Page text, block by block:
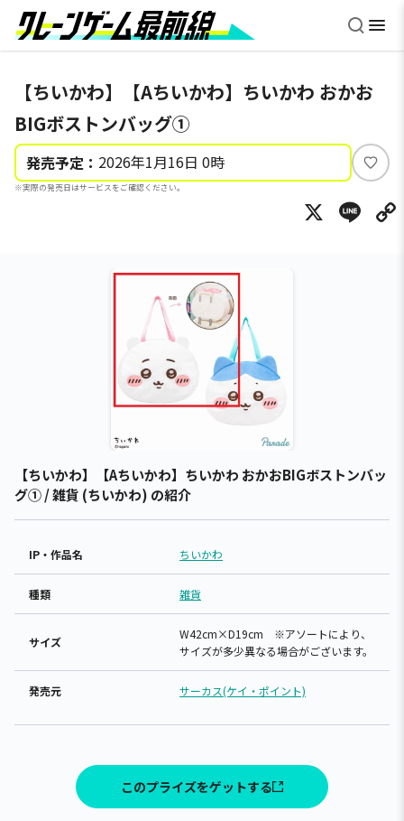
【ちいかわ】【Aちいかわ】ちいかわ おかお
BIGボストンバッグ①
発売予定： 2026年1月16日 0時
※実際の発売日はサービスをご確認ください。
い
ね
X
【ちいかわ】【Aちいかわ】ちいかわ おかおBIGボストンバッ
グ① / 雑貨 (ちいかわ) の紹介
IP・作品名 ちいかわ
種類 雑貨
サイズ
W42cm×D19cm ※アソートにより、
サイズが多少異なる場合がございます。
発売元 サーカス(ケイ・ポイント)
このプライズをゲットする